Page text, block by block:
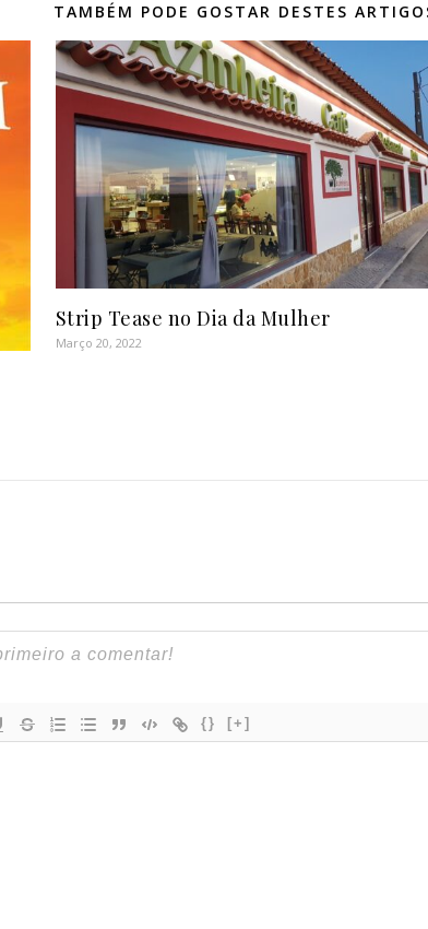
TAMBÉM PODE GOSTAR DESTES
Strip Tease no Dia da Mulher
Março 20, 2022
{} [+]